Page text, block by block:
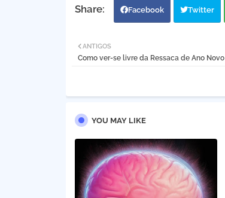
Facebook Twitter
ANTIGOS
Como ver-se livre da Ressaca de Ano Novo
YOU MAY LIKE